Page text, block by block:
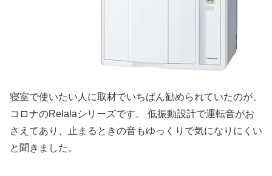
寝室で使いたい人に取材でいちばん勧められていたのが、
コロナのRelalaシリーズです。 低振動設計で運転音がお
さえてあり、止まるときの音もゆっくりで気になりにくい
と聞きました。